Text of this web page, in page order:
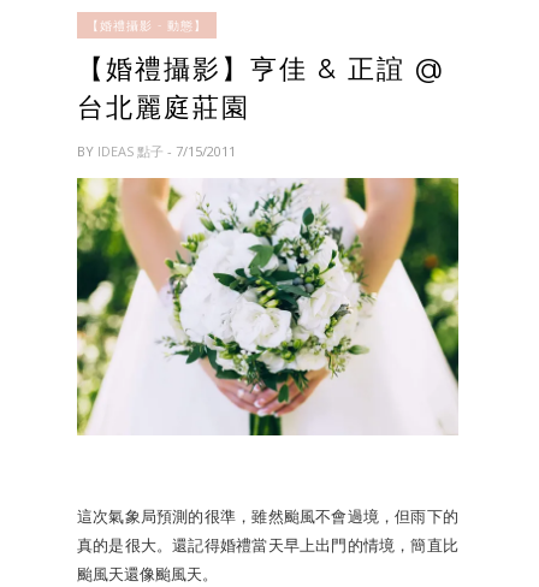
【婚禮攝影 - 動態】
【婚禮攝影】亨佳 & 正誼 @
台北麗庭莊園
BY IDEAS 點子 - 7/15/2011
這次氣象局預測的很準，雖然颱風不會過境，但雨下的
真的是很大。還記得婚禮當天早上出門的情境，簡直比
颱風天還像颱風天。